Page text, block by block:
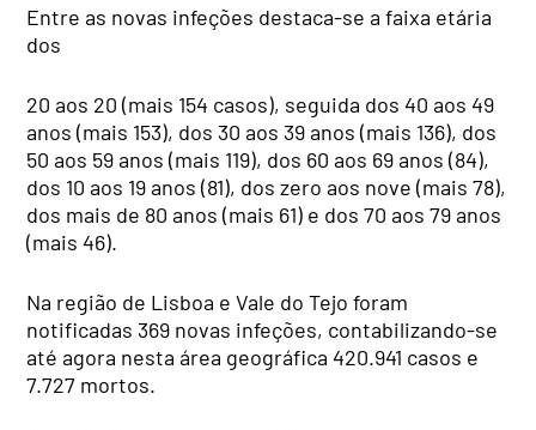
Entre as novas infeções destaca-se a faixa etária
dos
20 aos 20 (mais 154 casos), seguida dos 40 aos 49
anos (mais 153), dos 30 aos 39 anos (mais 136), dos
50 aos 59 anos (mais 119), dos 60 aos 69 anos (84),
dos 10 aos 19 anos (81), dos zero aos nove (mais 78),
dos mais de 80 anos (mais 61) e dos 70 aos 79 anos
(mais 46).
Na região de Lisboa e Vale do Tejo foram
notificadas 369 novas infeções, contabilizando-se
até agora nesta área geográfica 420.941 casos e
7.727 mortos.